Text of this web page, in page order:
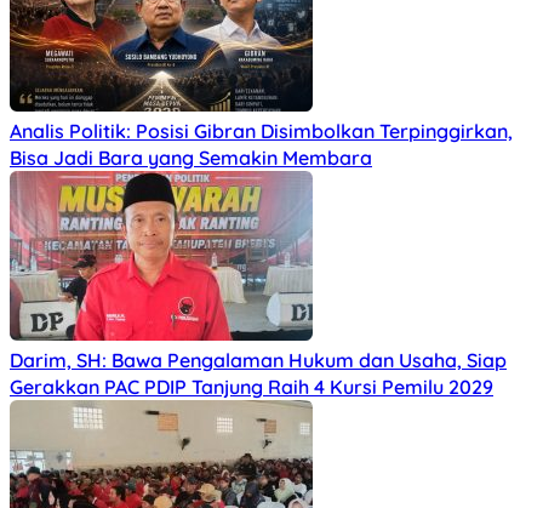
Analis Politik: Posisi Gibran Disimbolkan Terpinggirkan,
Bisa Jadi Bara yang Semakin Membara
Darim, SH: Bawa Pengalaman Hukum dan Usaha, Siap
Gerakkan PAC PDIP Tanjung Raih 4 Kursi Pemilu 2029